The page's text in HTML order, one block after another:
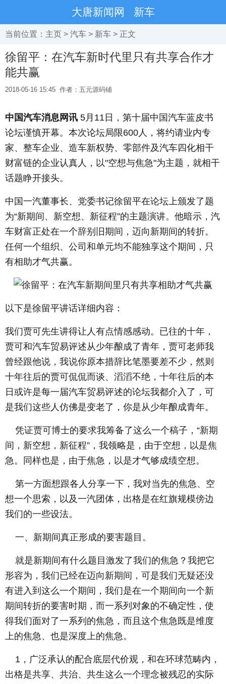
大唐新闻网 新车
当前位置： 主页 > 汽车 > 新车 > 正文
徐留平：在汽车新时代里只有共享合作才
能共赢
2018-05-16 15:45 作者：五元源码铺
中国汽车消息网讯 5月11日，第十届中国汽车蓝皮书
论坛谨慎开幕。本次论坛局限600人，将约请业内专
家、整车企业、造车新权势、零部件及汽车四化相干
财富链的企业认真人，以"空想与焦急"为主题，就相干
话题睁开接头。
中国一汽董事长、党委书记徐留平在论坛上颁发了题
为“新期间、新空想、新征程”的主题演讲。他暗示，汽
车财富正处在一个辞别旧期间，迈向新期间的转折。
任何一个组织、公司和单元均不能独享这个期间，只
有相助才气共赢。
以下是徐留平讲话详细内容：
我们贾可先生讲得让人有点情感感动。已往的十年，
贾可和汽车贸易评述从少年酿成了青年，贾可老师我
曾经跟他说，我说你原本措辞比笔墨要差不少，然则
十年往后的贾可侃侃而谈、滔滔不绝，十年往后的本
日或许是每一届汽车贸易评述的论坛我都介入了，可
是我们这些人仿佛是变老了，你是从少年酿成青年。
凭证贾可博士的要求我筹备了这么一个稿子，“新期
间，新空想，新征程”，我领略是，由于空想，以是焦
急。同样也是，由于焦急，以是才气够成绩空想。
第一方面想跟各人分享一下，我对当先的焦急、空
想一个思索，以及一汽团体，出格是在红旗规模傍边
我们的一些设法。
一、新期间真正形成的要害题目。
就是新期间有什么题目激发了我们的焦急？我把它
形容为，我们已经在迈向新期间，可是我们无疑还没
有进入到这么一个期间，我们是在一个期间向一个新
期间转折的要害时期，而一系列对象的不确定性，使
得我们面对了一系列的焦急，而且这个焦急既是维度
上的焦急、也是深度上的焦急。
1，广泛承认的配合底层代价观，和在环球范畴内，
出格是共享、共治、共生这么一个理念被残忍的实际